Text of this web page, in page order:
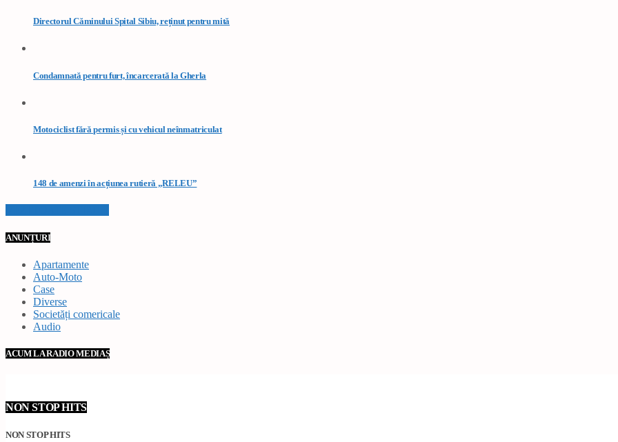
Directorul Căminului Spital Sibiu, reținut pentru mită
Condamnată pentru furt, încarcerată la Gherla
Motociclist fără permis și cu vehicul neînmatriculat
148 de amenzi în acțiunea rutieră „RELEU”
ANUNȚURI
Apartamente
Auto-Moto
Case
Diverse
Societăți comericale
Audio
ACUM LA RADIO MEDIAȘ
NON STOP HITS
NON STOP HITS